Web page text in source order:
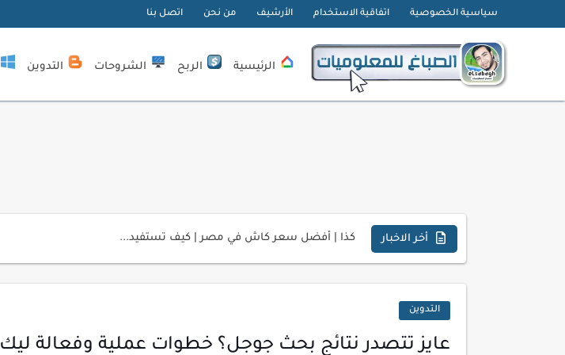
سياسية الخصوصية اتفاقية الاستخدام الأرشيف من نحن اتصل بنا
الرئيسية الربح الشروحات التدوين
أخر الاخبار كذا | أفضل سعر كاش في مصر | كيف تستفيد...
كيفية إنشاء موقع لعرض أعمالك الاحترافية
التدوين
عايز تتصدر نتائج بحث جوجل؟ خطوات عملية وفعالة ليك